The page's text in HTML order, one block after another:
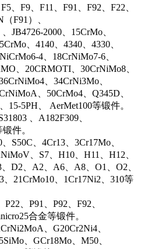
、F9、F11、F91、F92、F22、
F91）、
JB4726-2000、15CrMo、
、4140、4340、4330、
4、18CrNiMo7-6、
、20CRMOTI、30CrNiMo8、
、34CrNi3Mo、
、50CrMo4、Q345D、
15-5PH、 AerMet100等锻件。
、A182F309、
件。
S50C、4Cr13、3Cr17Mo、
、S7、H10、H11、H12、
D2、A2、A6、A8、O1、O2、
21CrMo10、1Cr17Ni2、310等
、P91、P92、F92、
合金等锻件。
、G20Cr2Ni4、
、GCr18Mo、M50、